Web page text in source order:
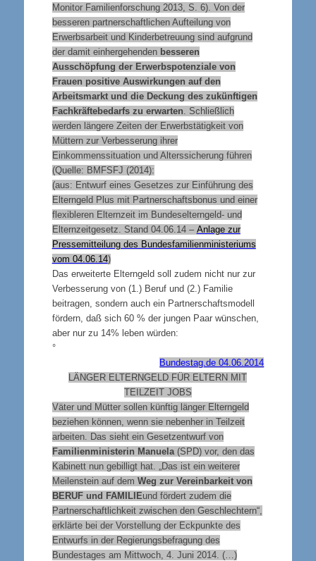
Monitor Familienforschung 2013, S. 6). Von der
besseren partnerschaftlichen Aufteilung von
Erwerbsarbeit und Kinderbetreuung sind aufgrund
der damit einhergehenden besseren
Ausschöpfung der Erwerbspotenziale von
Frauen positive Auswirkungen auf den
Arbeitsmarkt und die Deckung des zukünftigen
Fachkräftebedarfs zu erwarten . Schließlich
werden längere Zeiten der Erwerbstätigkeit von
Müttern zur Verbesserung ihrer
Einkommenssituation und Alterssicherung führen
(Quelle: BMFSFJ (2014):
(aus: Entwurf eines Gesetzes zur Einführung des
Elterngeld Plus mit Partnerschaftsbonus und einer
flexibleren Elternzeit im Bundeselterngeld- und
Elternzeitgesetz. Stand 04.06.14 – Anlage zur
Pressemitteilung des Bundesfamilienministeriums
vom 04.06.14)
Das erweiterte Elterngeld soll zudem nicht nur zur
Verbesserung von (1.) Beruf und (2.) Familie
beitragen, sondern auch ein Partnerschaftsmodell
fördern, daß sich 60 % der jungen Paar wünschen,
aber nur zu 14% leben würden:
°
Bundestag.de 04.06.2014
LÄNGER ELTERNGELD FÜR ELTERN MIT
TEILZEIT JOBS
Väter und Mütter sollen künftig länger Elterngeld
beziehen können, wenn sie nebenher in Teilzeit
arbeiten. Das sieht ein Gesetzentwurf von
Familienministerin Manuela (SPD)vor, den das
Kabinett nun gebilligt hat. „Das ist ein weiterer
Meilenstein auf dem Weg zur Vereinbarkeit von
BERUF und FAMILIEund fördert zudem die
Partnerschaftlichkeit zwischen den Geschlechtern“,
erklärte bei der Vorstellung der Eckpunkte des
Entwurfs in der Regierungsbefragung des
Bundestages am Mittwoch, 4. Juni 2014. (…)